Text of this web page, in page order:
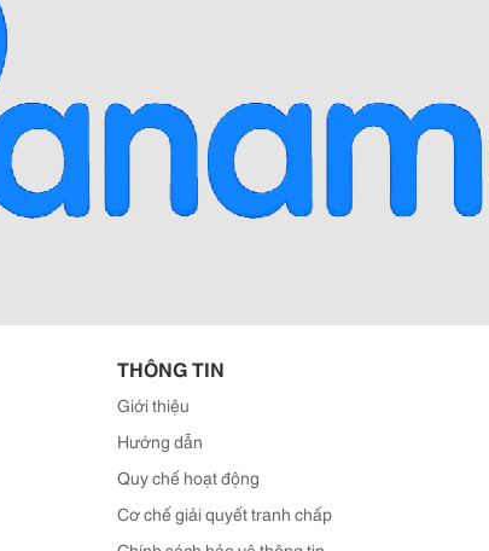
THÔNG TIN
Giới thiệu
Hướng dẫn
Quy chế hoạt động
Cơ chế giải quyết tranh chấp